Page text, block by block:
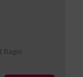
1 Bagni